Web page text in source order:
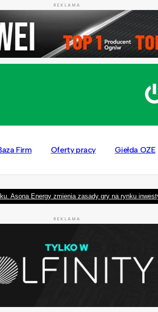
REKLAMA
Firm Oferty pracy Giełda OZE
Asona Energy zmienia zasady gry na rynku
REKLAMA